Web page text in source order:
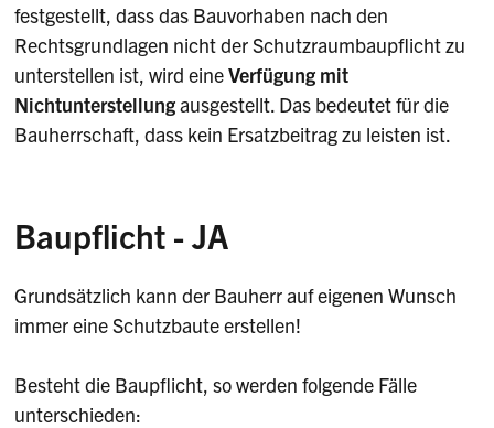
festgestellt, dass das Bauvorhaben nach den
Rechtsgrundlagen nicht der Schutzraumbaupflicht zu
unterstellen ist, wird eineVerfügung mit
Nichtunterstellungausgestellt. Das bedeutet für die
Bauherrschaft, dass kein Ersatzbeitrag zu leisten ist.
Baupflicht - JA
Grundsätzlich kann der Bauherr auf eigenen Wunsch
immer eine Schutzbaute erstellen!
Besteht die Baupflicht, so werden folgende Fälle
unterschieden: